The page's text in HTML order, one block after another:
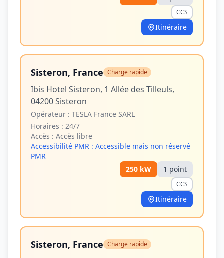
CCS
Itinéraire
Sisteron, France Charge rapide
Ibis Hotel Sisteron, 1 Allée des Tilleuls,
04200 Sisteron
Opérateur : TESLA France SARL
Horaires : 24/7
Accès : Accès libre
Accessibilité PMR : Accessible mais non réservé
PMR
250 kW 1 point
CCS
Itinéraire
Sisteron, France Charge rapide